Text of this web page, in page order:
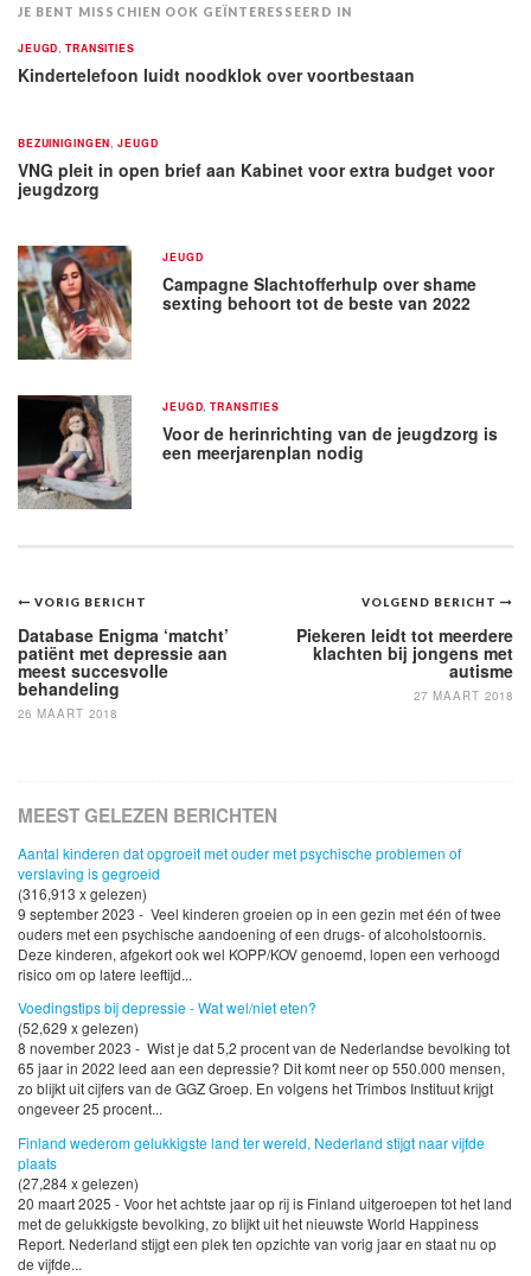
JE BENT MISSCHIEN OOK GEÏNTERESSEERD IN
JEUGD ,TRANSITIES
Kindertelefoon luidt noodklok over voortbestaan
BEZUINIGINGEN ,JEUGD
VNG pleit in open brief aan Kabinet voor extra budget voor
jeugdzorg
JEUGD
Campagne Slachtofferhulp over shame
sexting behoort tot de beste van 2022
JEUGD ,TRANSITIES
Voor de herinrichting van de jeugdzorg is
een meerjarenplan nodig
Bericht
navigatie
VOLGEND BERICHT
Piekeren leidt tot meerdere
klachten bij jongens met
autisme
27 MAART 2018
VORIG BERICHT
Database Enigma ‘matcht’
patiënt met depressie aan
meest succesvolle
behandeling
26 MAART 2018
MEEST GELEZEN BERICHTEN
Aantal kinderen dat opgroeit met ouder met psychische problemen of
verslaving is gegroeid
(316,913 x gelezen)
9 september 2023 - Veel kinderen groeien op in een gezin met één of twee
ouders met een psychische aandoening of een drugs- of alcoholstoornis.
Deze kinderen, afgekort ook wel KOPP/KOV genoemd, lopen een verhoogd
risico om op latere leeftijd...
Voedingstips bij depressie - Wat wel/niet eten?
(52,629 x gelezen)
8 november 2023 - Wist je dat 5,2 procent van de Nederlandse bevolking tot
65 jaar in 2022 leed aan een depressie? Dit komt neer op 550.000 mensen,
zo blijkt uit cijfers van de GGZ Groep. En volgens het Trimbos Instituut krijgt
ongeveer 25 procent...
Finland wederom gelukkigste land ter wereld, Nederland stijgt naar vijfde
plaats
(27,284 x gelezen)
20 maart 2025 - Voor het achtste jaar op rij is Finland uitgeroepen tot het land
met de gelukkigste bevolking, zo blijkt uit het nieuwste World Happiness
Report. Nederland stijgt een plek ten opzichte van vorig jaar en staat nu op
de vijfde...